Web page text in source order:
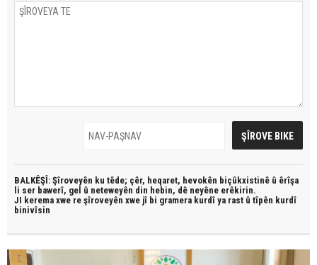
BALKÊŞÎ: Şîroveyên ku têde; çêr, heqaret, hevokên biçûkxistinê û êrîşa
li ser bawerî, gel û neteweyên din hebin, dê neyêne erêkirin.
JI kerema xwe re şîroveyên xwe jî bi gramera kurdî ya rast û tîpên kurdî
binivîsin